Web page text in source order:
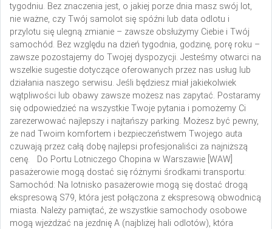
tygodniu. Bez znaczenia jest, o jakiej porze dnia masz swój lot,
nie ważne, czy Twój samolot się spóźni lub data odlotu i
przylotu się ulegną zmianie – zawsze obsłużymy Ciebie i Twój
samochód. Bez względu na dzień tygodnia, godzinę, porę roku –
zawsze pozostajemy do Twojej dyspozycji. Jesteśmy otwarci na
wszelkie sugestie dotyczące oferowanych przez nas usług lub
działania naszego serwisu. Jeśli będziesz miał jakiekolwiek
wątpliwości lub obawy zawsze możesz nas zapytać. Postaramy
się odpowiedzieć na wszystkie Twoje pytania i pomożemy Ci
zarezerwować najlepszy i najtańszy parking. Możesz być pewny,
że nad Twoim komfortem i bezpieczeństwem Twojego auta
czuwają przez całą dobę najlepsi profesjonaliści za najniższą
cenę.
Do Portu Lotniczego Chopina w Warszawie [WAW]
pasażerowie mogą dostać się różnymi środkami transportu:
Samochód: Na lotnisko pasażerowie mogą się dostać drogą
ekspresową S79, która jest połączona z ekspresową obwodnicą
miasta. Należy pamiętać, że wszystkie samochody osobowe
mogą wjeżdżać na jezdnię A (najbliżej hali odlotów), która